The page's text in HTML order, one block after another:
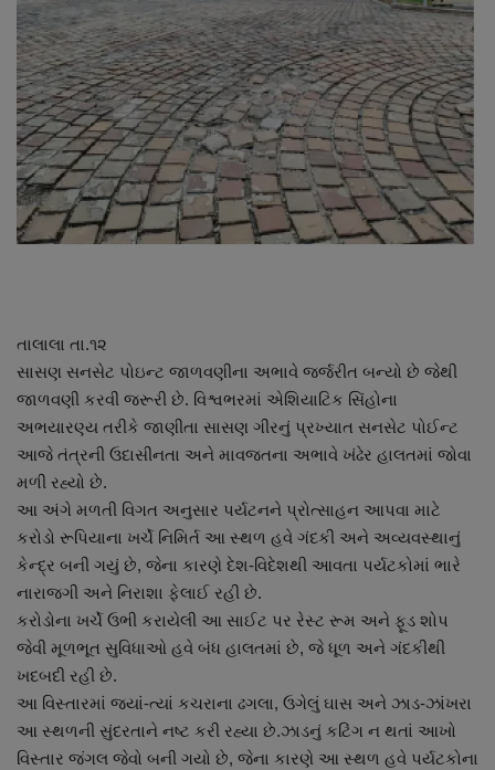
About Author
Contact
Dipotsav Special
આંતરરાષ્ટ્રીય
રાષ્ટ્રીય
જુનાગઢ
Support US
બજારના સમાચાર
નાણાંકીય સમાચાર
સ્થાનિક સમાચાર
સ્પોર્ટ્સ
રાશિફળ
ગુનાખોરી
તાલાલા તા.૧૨
સાસણ સનસેટ પોઇન્ટ જાળવણીના અભાવે જર્જરીત બન્યો છે જેથી
જાળવણી કરવી જરૂરી છે. વિશ્વભરમાં એશિયાટિક સિંહોના
અભયારણ્ય તરીકે જાણીતા સાસણ ગીરનું પ્રખ્યાત સનસેટ પોઈન્ટ
આજે તંત્રની ઉદાસીનતા અને માવજતના અભાવે ખંઢેર હાલતમાં જોવા
મળી રહ્યો છે.
આ અંગે મળતી વિગત અનુસાર પર્યટનને પ્રોત્સાહન આપવા માટે
કરોડો રૂપિયાના ખર્ચે નિમિર્ત આ સ્થળ હવે ગંદકી અને અવ્યવસ્થાનું
કેન્દ્ર બની ગયું છે, જેના કારણે દેશ-વિદેશથી આવતા પર્યટકોમાં ભારે
નારાજગી અને નિરાશા ફેલાઈ રહી છે.
કરોડોના ખર્ચે ઉભી કરાયેલી આ સાઈટ પર રેસ્ટ રૂમ અને ફૂડ શોપ
જેવી મૂળભૂત સુવિધાઓ હવે બંધ હાલતમાં છે, જે ધૂળ અને ગંદકીથી
ખદબદી રહી છે.
આ વિસ્તારમાં જ્યાં-ત્યાં કચરાના ઢગલા, ઉગેલું ઘાસ અને ઝાડ-ઝાંખરા
આ સ્થળની સુંદરતાને નષ્ટ કરી રહ્યા છે.ઝાડનું કટિંગ ન થતાં આખો
વિસ્તાર જંગલ જેવો બની ગયો છે, જેના કારણે આ સ્થળ હવે પર્યટકોના